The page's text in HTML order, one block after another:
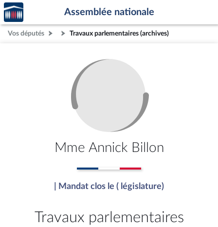
Aller au contenu
Aller en bas de la page
Accèder
à la
page
d'accueil
Assemblée nationale
Vos députés Travaux parlementaires (archives)
Mme Annick Billon
| Mandat clos le ( législature)
Travaux parlementaires